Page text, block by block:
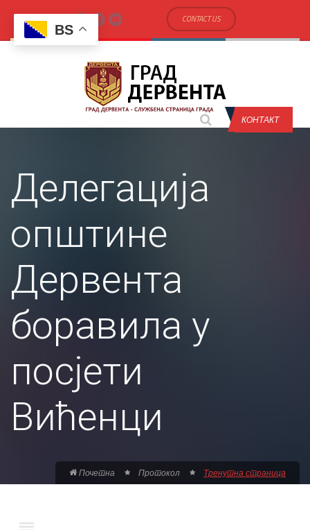
CONTACT US
КОНТАКТ
Делегација
општине
Дервента
боравила у
посјети
Вићенци
Почетна Протокол Тренутна страница
BS